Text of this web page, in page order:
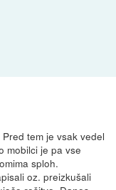
tem je vsak vedel
mobilci je pa vse
sploh.
oz. preizkušali